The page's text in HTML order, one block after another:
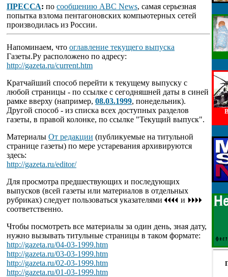
ПРЕССА: по сообщению ABC News, самая серьезная
попытка взлома пентагоновских компьютерных сетей
производилась из России.
Напоминаем, что оглавление текущего выпуска
Газеты.Ру расположено по адресу:
http://gazeta.ru/current.htm
Кратчайший способ перейти к текущему выпуску с
любой страницы - по ссылке с сегодняшней даты в синей
рамке вверху (например, 08.03.1999, понедельник).
Другой способ - из списка всех доступных разделов
газеты, в правой колонке, по ссылке "Текущий выпуск".
Материалы От редакции (публикуемые на титульной
странице газеты) по мере устаревания архивируются
здесь:
http://gazeta.ru/editor/
Для просмотра предшествующих и последующих
выпусков (всей газеты или материалов в отдельных
рубриках) следует пользоваться указателями
и
соответственно.
Чтобы посмотреть все материалы за один день, зная дату,
нужно вызывать титульные страницы в таком формате:
http://gazeta.ru/04-03-1999.htm
http://gazeta.ru/03-03-1999.htm
http://gazeta.ru/02-03-1999.htm
http://gazeta.ru/01-03-1999.htm